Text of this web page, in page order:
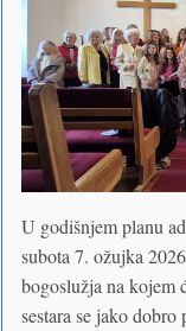
U godišnjem planu
subota 7. ožujka
bogoslužja na kojem
sestara se jako